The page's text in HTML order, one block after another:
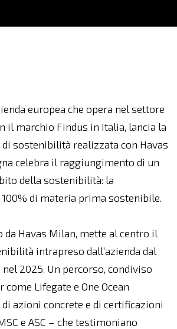
europea che opera nel settore
il marchio Findus in Italia, lancia la
di sostenibilità realizzata con Havas
celebra il raggiungimento di un
della sostenibilità: la
di materia prima sostenibile.
da Havas Milan, mette al centro il
intrapreso dall’azienda dal
nel 2025. Un percorso, condiviso
come Lifegate e One Ocean
azioni concrete e di certificazioni
e ASC – che testimoniano